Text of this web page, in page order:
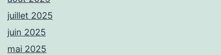
juillet 2025
juin 2025
mai 2025